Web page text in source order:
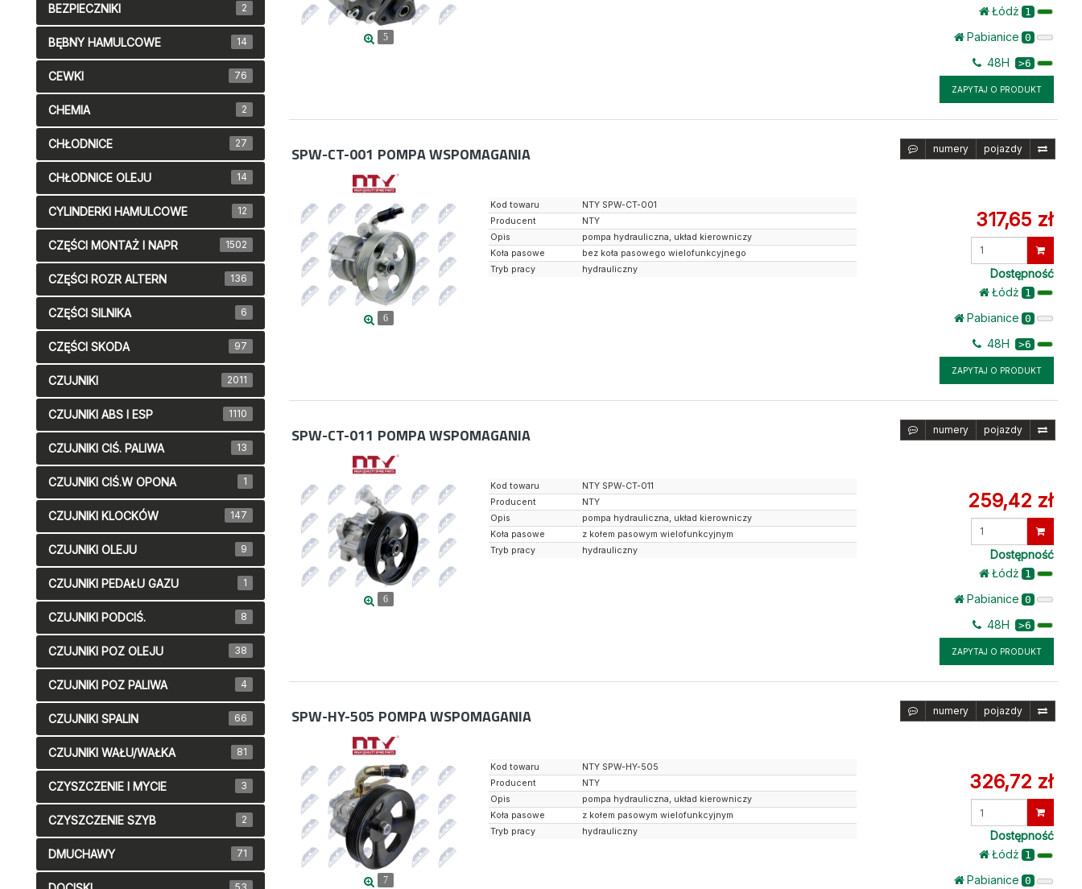
5
Łódż 1
Pabianice 0
48H >6
ZAPYTAJ O PRODUKT
SPW-CT-001 POMPA WSPOMAGANIA numery pojazdy
6
317,65 zł
Wprowadź
Dostępność
Łódż 1
Pabianice 0
48H >6
ZAPYTAJ O PRODUKT
Kod towaru
NTY SPW-CT-001
Producent
NTY
Opis
pompa hydrauliczna, układ kierowniczy
Koła pasowe
bez koła pasowego wielofunkcyjnego
Tryb pracy
hydrauliczny
SPW-CT-011 POMPA WSPOMAGANIA numery pojazdy
6
259,42 zł
Wprowadź
Dostępność
Łódż 1
Pabianice 0
48H >6
ZAPYTAJ O PRODUKT
Kod towaru
NTY SPW-CT-011
Producent
NTY
Opis
pompa hydrauliczna, układ kierowniczy
Koła pasowe
z kołem pasowym wielofunkcyjnym
Tryb pracy
hydrauliczny
SPW-HY-505 POMPA WSPOMAGANIA numery pojazdy
7
326,72 zł
Dostępność
Łódż 1
Pabianice 0
Kod towaru
NTY SPW-HY-505
Producent
NTY
Opis
pompa hydrauliczna, układ kierowniczy
Koła pasowe
z kołem pasowym wielofunkcyjnym
Tryb pracy
hydrauliczny
BEZPIECZNIKI 2
BĘBNY HAMULCOWE 14
CEWKI 76
CHEMIA 2
CHŁODNICE 27
CHŁODNICE OLEJU 14
CYLINDERKI HAMULCOWE 12
CZĘŚCI MONTAŻ I NAPR 1502
CZĘŚCI ROZR ALTERN 136
CZĘŚCI SILNIKA 6
CZĘŚCI SKODA 97
CZUJNIKI 2011
CZUJNIKI ABS I ESP 1110
CZUJNIKI CIŚ. PALIWA 13
CZUJNIKI CIŚ.W OPONA 1
CZUJNIKI KLOCKÓW 147
CZUJNIKI OLEJU 9
CZUJNIKI PEDAŁU GAZU 1
CZUJNIKI PODCIŚ. 8
CZUJNIKI POZ OLEJU 38
CZUJNIKI POZ PALIWA 4
CZUJNIKI SPALIN 66
CZUJNIKI WAŁU/WAŁKA 81
CZYSZCZENIE I MYCIE 3
CZYSZCZENIE SZYB 2
DMUCHAWY 71